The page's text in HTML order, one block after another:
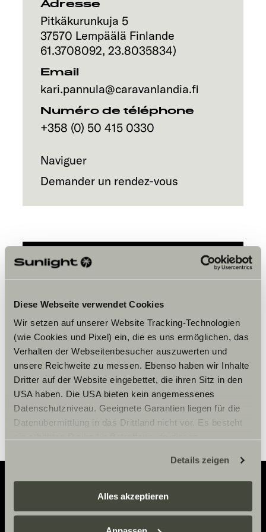
Diese Webseite verwendet Cookies
Wir setzen auf unserer Website Tracking-Technologien
(wie Cookies und Pixel) ein, die es uns ermöglichen, das
Verhalten der Webseitenbesucher auszuwerten und
unsere Reichweite zu messen. Ebenso haben wir Inhalte
Dritter auf der Website eingebettet, die ihren Sitz in den
USA haben. Die USA bieten kein angemessenes
Datenschutzniveau. Geeignete Garantien liegen für die
Datenübermittlung in das Drittland nicht vor. Es besteht
zustehen. Eingesetzte Dienstleister können Daten für
eigene Zwecke verarbeiten und mit anderen Daten
zusammenführen. Weitere Informationen finden Sie hier:
Datenschutzerklärung
Details zeigen
Alles akzeptieren
Service
Adresse
Pitkäkurunkuja 5
37570 Lempäälä Finlande
61.3708092, 23.8035834)
Email
kari.pannula@caravanlandia.fi
Numéro de téléphone
+358 (0) 50 415 0330
Naviguer
Demander un rendez-vous
afficher le contenu.
Paramètre des cookies
Adventure